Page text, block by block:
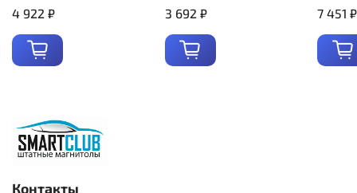
4 922 ₽ 3 692 ₽ 7 451 ₽
Контакты